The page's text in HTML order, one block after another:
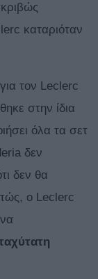
καταριόταν
τον Leclerc
στην ίδια
όλα τα σετ
δεν
δεν θα
ο Leclerc